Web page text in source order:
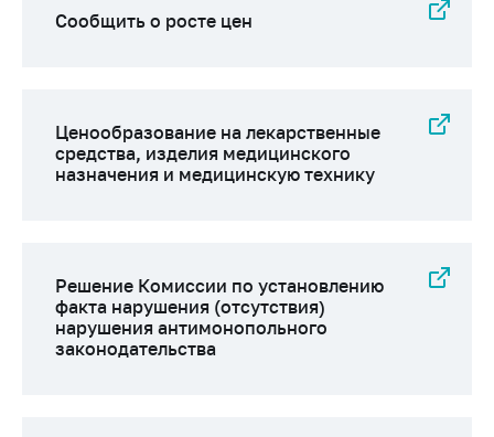
орган
Ценообразование
на лекарственные
технику
Решение Комиссии
по установлению
Сообщить о росте цен
Ценообразование на лекарственные
средства, изделия медицинского
назначения и медицинскую технику
Решение Комиссии по установлению
факта нарушения (отсутствия)
нарушения антимонопольного
законодательства